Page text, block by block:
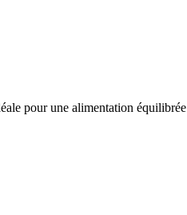
pour une alimentation équilibrée